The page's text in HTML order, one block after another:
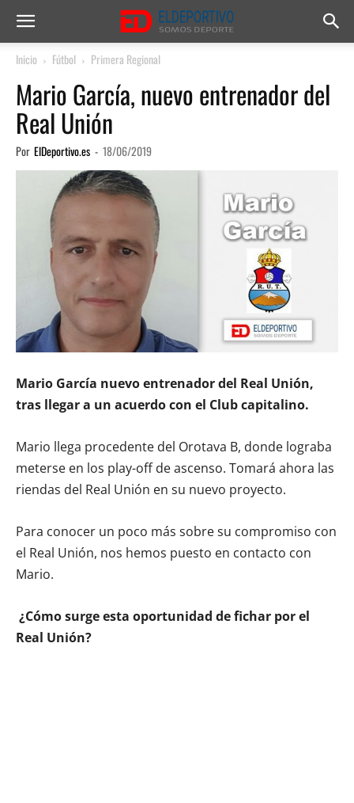
Inicio Fútbol Primera Regional
Mario García, nuevo entrenador del
Real Unión
Por ElDeportivo.es - 18/06/2019
Mario García nuevo entrenador del Real Unión,
tras llegar a un acuerdo con el Club capitalino.
Mario llega procedente del Orotava B, donde lograba
meterse en los play-off de ascenso. Tomará ahora las
riendas del Real Unión en su nuevo proyecto.
Para conocer un poco más sobre su compromiso con
el Real Unión, nos hemos puesto en contacto con
Mario.
¿Cómo surge esta oportunidad de fichar por el
Real Unión?